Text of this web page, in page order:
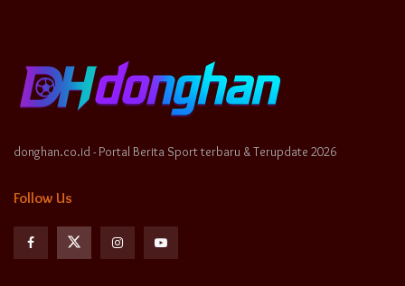
donghan.co.id - Portal Berita Sport terbaru & Terupdate 2026
Follow Us